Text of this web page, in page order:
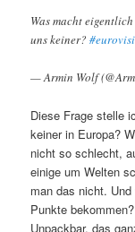
Was macht
uns keiner?
— Armin Wolf
Diese Frage stelle
keiner in Europa?
nicht so schlecht,
einige um Welten
man das nicht.
Punkte
Unpackbar, das